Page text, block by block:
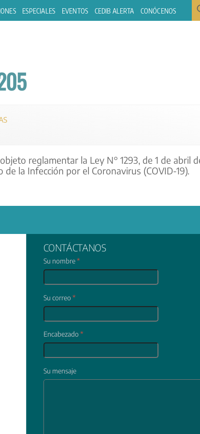
ESPECIALES EVENTOS CEDIB ALERTA CONÓCENOS
reglamentar la Ley N° 1293, de 1 de abril
la Infección por el Coronavirus (COVID-19).
CONTÁCTANOS
Su nombre*
Su correo *
Encabezado *
Su mensaje